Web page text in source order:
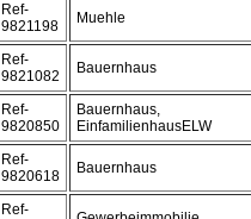
Ref-
9821198
Muehle
Ref-
9821082
Bauernhaus
Ref-
9820850
Bauernhaus,
EinfamilienhausELW
Ref-
9820618
Bauernhaus
Ref-